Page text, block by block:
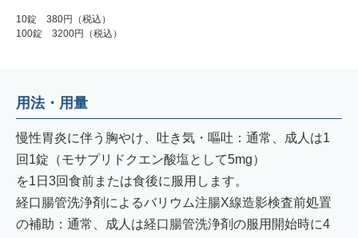
10錠 380円（税込）
100錠 3200円（税込）
用法・用量
慢性胃炎に伴う胸やけ、吐き気・嘔吐：通常、成人は1
回1錠（モサプリドクエン酸塩として5mg）
を1日3回食前または食後に服用します。
経口腸管洗浄剤によるバリウム注腸X線造影検査前処置
の補助：通常、成人は経口腸管洗浄剤の服用開始時に4